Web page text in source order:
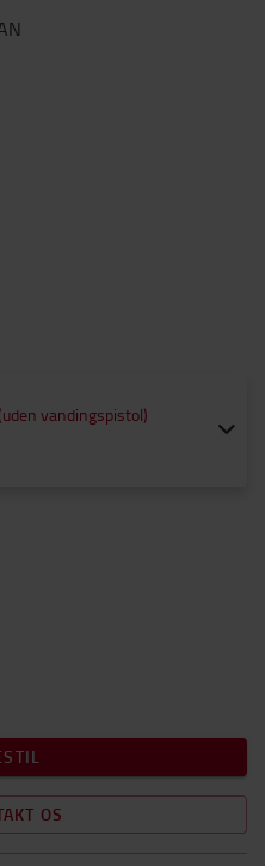
vandingspistol)
OS